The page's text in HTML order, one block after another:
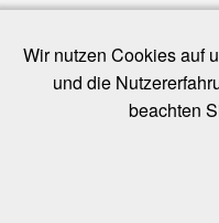
Wir nutzen Cookies auf
und die
beachten